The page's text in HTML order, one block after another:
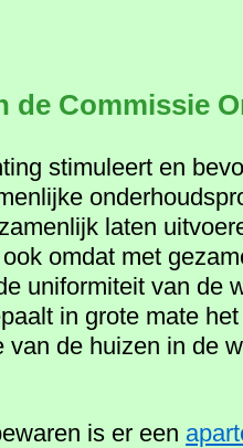
de Commissie
stimuleert en
laten
omdat met
uniformiteit van de
in grote mate
van de huizen in de
is er een